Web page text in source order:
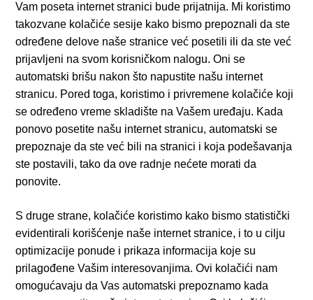
Vam poseta internet stranici bude prijatnija. Mi koristimo
takozvane kolačiće sesije kako bismo prepoznali da ste
određene delove naše stranice već posetili ili da ste već
prijavljeni na svom korisničkom nalogu. Oni se
automatski brišu nakon što napustite našu internet
stranicu. Pored toga, koristimo i privremene kolačiće koji
se određeno vreme skladište na Vašem uređaju. Kada
ponovo posetite našu internet stranicu, automatski se
prepoznaje da ste već bili na stranici i koja podešavanja
ste postavili, tako da ove radnje nećete morati da
ponovite.
S druge strane, kolačiće koristimo kako bismo statistički
evidentirali korišćenje naše internet stranice, i to u cilju
optimizacije ponude i prikaza informacija koje su
prilagođene Vašim interesovanjima. Ovi kolačići nam
omogućavaju da Vas automatski prepoznamo kada